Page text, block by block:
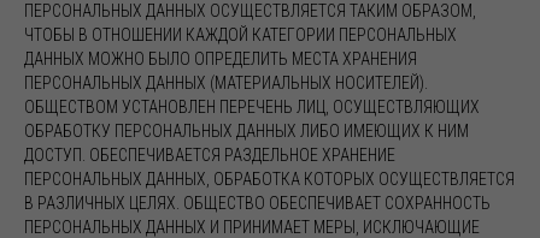
ПЕРСОНАЛЬНЫХ ДАННЫХ ОСУЩЕСТВЛЯЕТСЯ ТАКИМ ОБРАЗОМ,
ЧТОБЫ В ОТНОШЕНИИ КАЖДОЙ КАТЕГОРИИ ПЕРСОНАЛЬНЫХ
ДАННЫХ МОЖНО БЫЛО ОПРЕДЕЛИТЬ МЕСТА ХРАНЕНИЯ
ПЕРСОНАЛЬНЫХ ДАННЫХ (МАТЕРИАЛЬНЫХ НОСИТЕЛЕЙ).
ОБЩЕСТВОМ УСТАНОВЛЕН ПЕРЕЧЕНЬ ЛИЦ, ОСУЩЕСТВЛЯЮЩИХ
ОБРАБОТКУ ПЕРСОНАЛЬНЫХ ДАННЫХ ЛИБО ИМЕЮЩИХ К НИМ
ДОСТУП. ОБЕСПЕЧИВАЕТСЯ РАЗДЕЛЬНОЕ ХРАНЕНИЕ
ПЕРСОНАЛЬНЫХ ДАННЫХ, ОБРАБОТКА КОТОРЫХ ОСУЩЕСТВЛЯЕТСЯ
В РАЗЛИЧНЫХ ЦЕЛЯХ. ОБЩЕСТВО ОБЕСПЕЧИВАЕТ СОХРАННОСТЬ
ПЕРСОНАЛЬНЫХ ДАННЫХ И ПРИНИМАЕТ МЕРЫ, ИСКЛЮЧАЮЩИЕ